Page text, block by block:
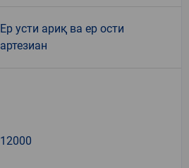
Ер усти ариқ ва ер ости
артезиан
12000